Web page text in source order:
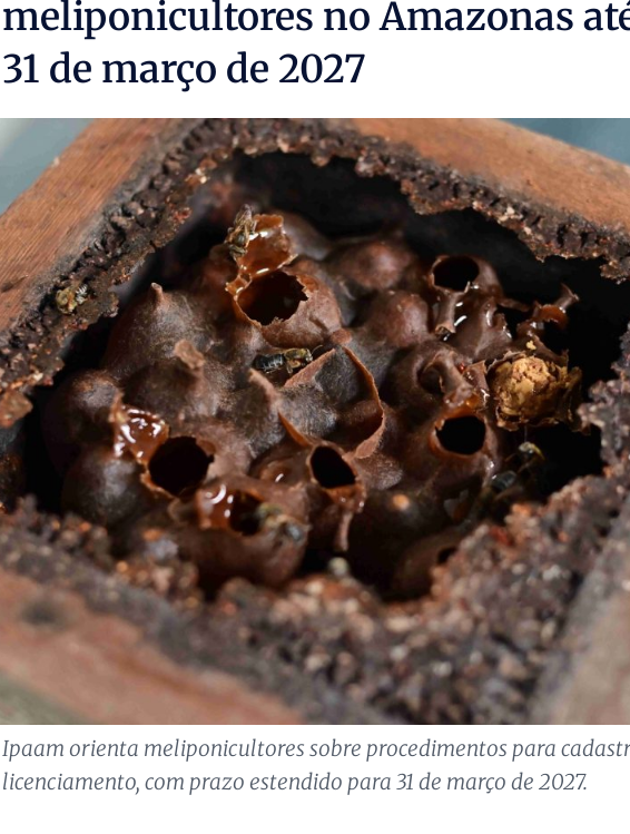
meliponicultores no Amazonas
31 de março de 2027
Ipaam orienta meliponicultores sobre procedimentos para
licenciamento, com prazo estendido para 31 de março de 2027.